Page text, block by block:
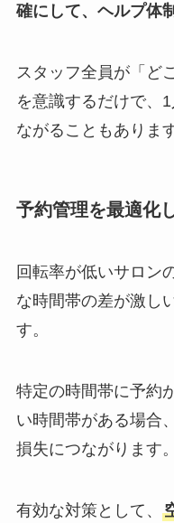
確にして、ヘルプ体
スタッフ全員が「ど
を意識するだけで、
ながることもあります
予約管理を最適化
回転率が低いサロン
な時間帯の差が激し
す。
特定の時間帯に予約
い時間帯がある場合
損失につながります。
有効な対策として、